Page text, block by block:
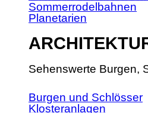
Sommerrodelbahnen
Planetarien
Sehenswerte Burgen,
Burgen und Schlösser
Klosteranlagen